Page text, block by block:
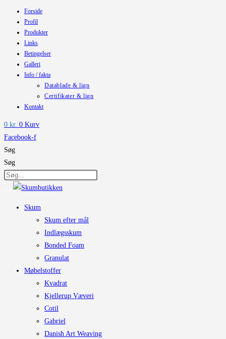
Forside
Profil
Produkter
Links
Betingelser
Galleri
Info / fakta
Datablade & lign
Certifikater & lign
Kontakt
0 kr. 0 Kurv
Facebook-f
Søg
Søg
Skum
Skum efter mål
Indlægsskum
Bonded Foam
Granulat
Møbelstoffer
Kvadrat
Kjellerup Væveri
Cotil
Gabriel
Danish Art Weaving